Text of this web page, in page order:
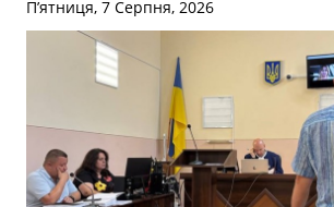
П’ятниця, 7 Серпня, 2026